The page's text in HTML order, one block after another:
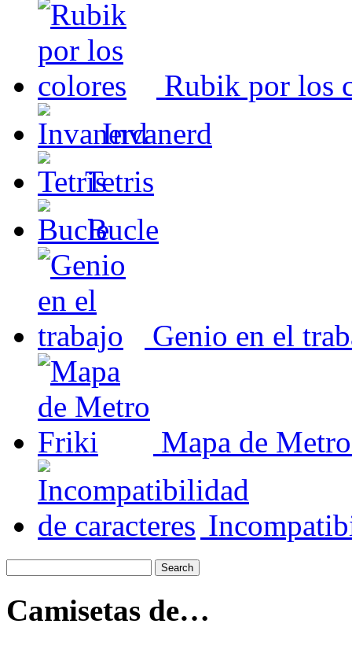
Rubik por los
Invanerd
Tetris
Bucle
Genio en el
Mapa de
Camisetas de…